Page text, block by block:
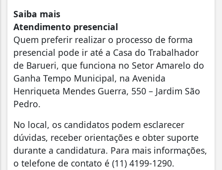
Saiba mais
Atendimento presencial
Quem preferir realizar o processo de forma
presencial pode ir até a Casa do Trabalhador
de Barueri, que funciona no Setor Amarelo do
Ganha Tempo Municipal, na Avenida
Henriqueta Mendes Guerra, 550 – Jardim São
Pedro.
No local, os candidatos podem esclarecer
dúvidas, receber orientações e obter suporte
durante a candidatura. Para mais informações,
o telefone de contato é (11) 4199-1290.